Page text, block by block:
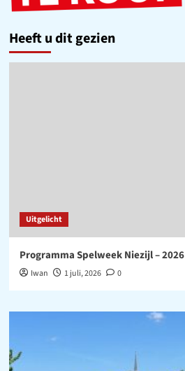
Heeft u dit gezien
Uitgelicht
Programma Spelweek Niezijl – 2026
Iwan 1 juli, 2026 0